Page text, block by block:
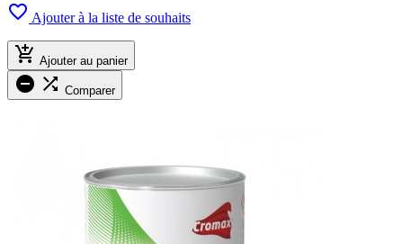
 Ajouter à la liste de souhaits
 Ajouter au panier
  Comparer